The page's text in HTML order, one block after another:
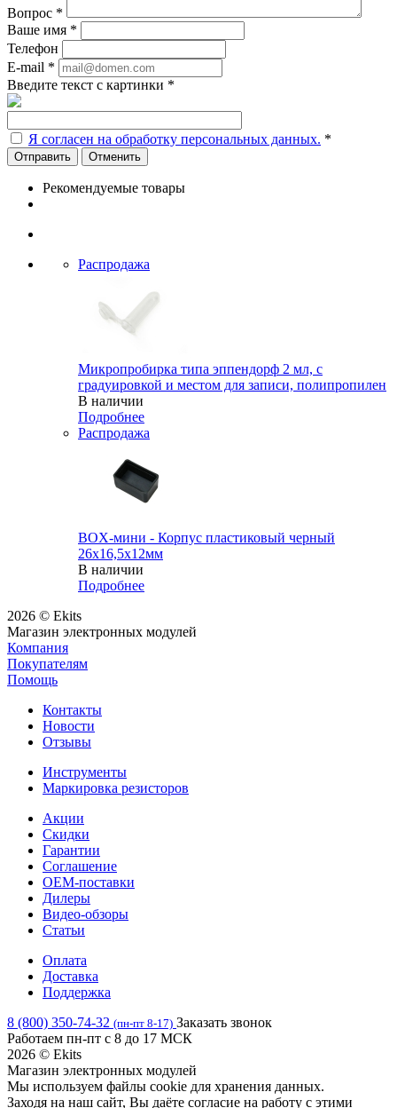
Вопрос *
Ваше имя *
Телефон
E-mail *
Введите текст с картинки *
Я согласен на обработку персональных данных. *
Отменить
Рекомендуемые товары
Распродажа
Микропробирка типа эппендорф 2 мл, с
градуировкой и местом для записи, полипропилен
В наличии
Подробнее
Распродажа
BOX-мини - Корпус пластиковый черный
26х16,5х12мм
В наличии
Подробнее
2026 © Ekits
Магазин электронных модулей
Компания
Покупателям
Помощь
Контакты
Новости
Отзывы
Инструменты
Маркировка резисторов
Акции
Скидки
Гарантии
Соглашение
OEM-поставки
Дилеры
Видео-обзоры
Статьи
Оплата
Доставка
Поддержка
8 (800) 350-74-32 (пн-пт 8-17) Заказать звонок
Работаем пн-пт с 8 до 17 МСК
2026 © Ekits
Магазин электронных модулей
Мы используем файлы cookie для хранения данных.
Заходя на наш сайт, Вы даёте согласие на работу с этими